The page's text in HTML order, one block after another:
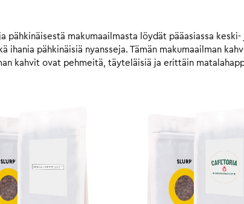
pähkinäisestä makumaailmasta löydät pääasiassa
ihania pähkinäisiä nyansseja. Tämän makumaailman
kahvit ovat pehmeitä, täyteläisiä ja erittäin